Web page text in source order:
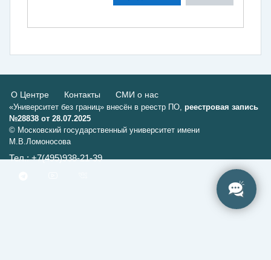
О Центре Контакты СМИ о нас
«Университет без границ» внесён в реестр ПО, реестровая запись
№28838 от 28.07.2025
© Московский государственный университет имени
М.В.Ломоносова
Тел.: +7(495)938-21-39